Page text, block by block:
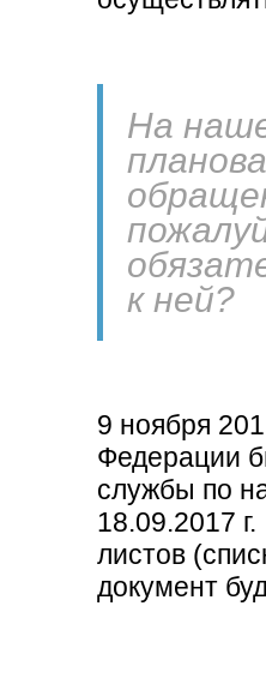
На
к ней?
9 ноября
Федерации
службы по
18.09.2017
листов
документ